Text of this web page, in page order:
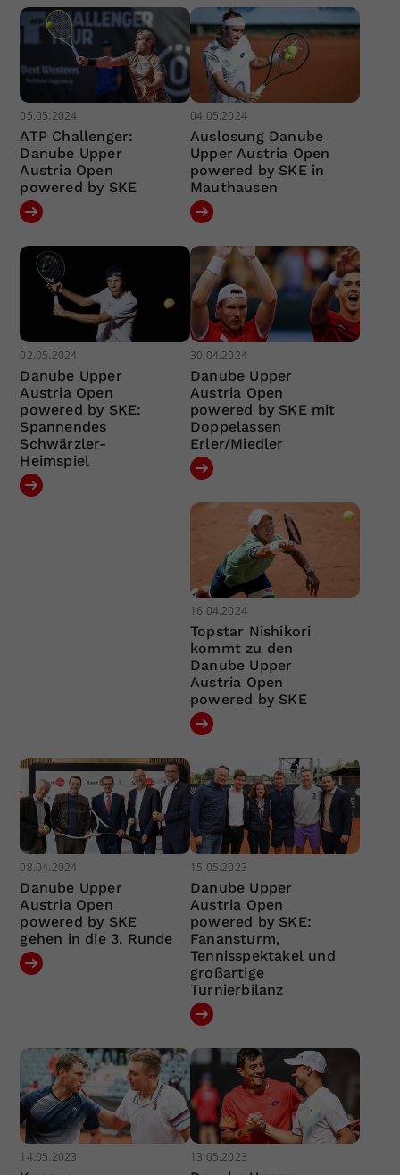
05.05.2024
ATP Challenger:
Danube Upper
Austria Open
powered by SKE
04.05.2024
Auslosung Danube
Upper Austria Open
powered by SKE in
Mauthausen
02.05.2024
Danube Upper
Austria Open
powered by SKE:
Spannendes
Schwärzler-
Heimspiel
30.04.2024
Danube Upper
Austria Open
powered by SKE mit
Doppelassen
Erler/Miedler
16.04.2024
Topstar Nishikori
kommt zu den
Danube Upper
Austria Open
powered by SKE
08.04.2024
Danube Upper
Austria Open
powered by SKE
gehen in die 3. Runde
15.05.2023
Danube Upper
Austria Open
powered by SKE:
Fanansturm,
Tennisspektakel und
großartige
Turnierbilanz
14.05.2023 13.05.2023